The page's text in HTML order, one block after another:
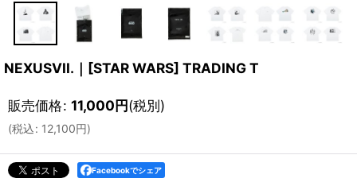
NEXUSVII.｜[STAR WARS] TRADING T
販売価格: 11,000円(税別)
(税込: 12,100円)
Facebookでシェア